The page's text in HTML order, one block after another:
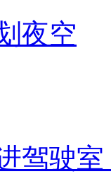
夜空
驾驶